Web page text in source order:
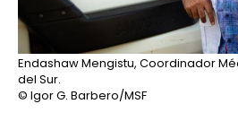
Endashaw Mengistu, Coordinador
del Sur.
© Igor G. Barbero/MSF